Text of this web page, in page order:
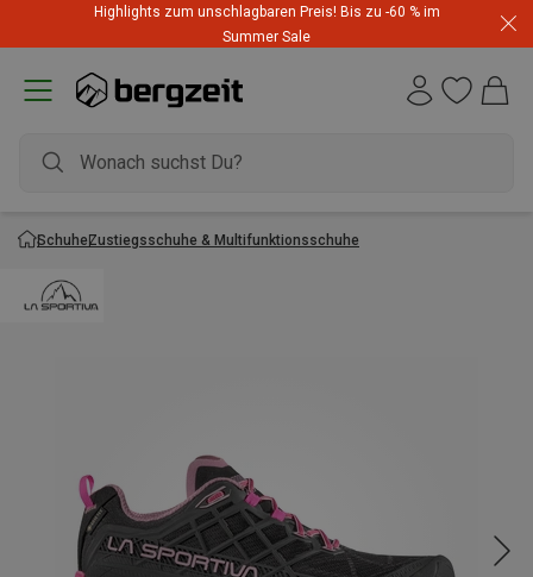
Highlights zum unschlagbaren Preis! Bis zu -60 % im
Summer Sale
SchuheZustiegsschuhe & Multifunktionsschuhe